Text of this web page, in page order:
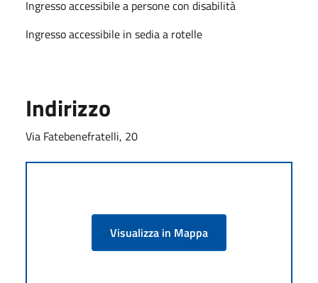
Ingresso accessibile a persone con disabilità
Ingresso accessibile in sedia a rotelle
Indirizzo
Via Fatebenefratelli, 20
Visualizza in Mappa